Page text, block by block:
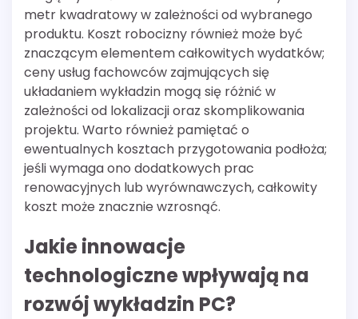
metr kwadratowy w zależności od wybranego
produktu. Koszt robocizny również może być
znaczącym elementem całkowitych wydatków;
ceny usług fachowców zajmujących się
układaniem wykładzin mogą się różnić w
zależności od lokalizacji oraz skomplikowania
projektu. Warto również pamiętać o
ewentualnych kosztach przygotowania podłoża;
jeśli wymaga ono dodatkowych prac
renowacyjnych lub wyrównawczych, całkowity
koszt może znacznie wzrosnąć.
Jakie innowacje
technologiczne wpływają na
rozwój wykładzin PC?